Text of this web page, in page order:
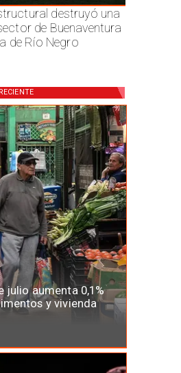
destruyó una
de Buenaventura
de Río Negro
julio aumenta 0,1%
y vivienda
RECIENTE